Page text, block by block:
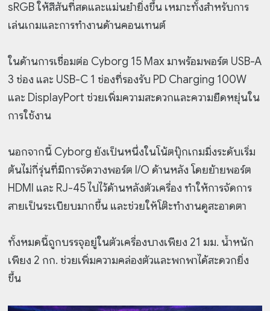
sRGB ให้สีสันที่สดและแม่นยำยิ่งขึ้น เหมาะทั้งสำหรับการ
เล่นเกมและการทำงานด้านคอนเทนต์
ในด้านการเชื่อมต่อ Cyborg 15 Max มาพร้อมพอร์ต USB-A
3 ช่อง และ USB-C 1 ช่องที่รองรับ PD Charging 100W
และ DisplayPort ช่วยเพิ่มความสะดวกและความยืดหยุ่นใน
การใช้งาน
นอกจากนี้ Cyborg ยังเป็นหนึ่งในโน้ตบุ๊กเกมมิ่งระดับเริ่ม
ต้นไม่กี่รุ่นที่มีการจัดวางพอร์ต I/O ด้านหลัง โดยย้ายพอร์ต
HDMI และ RJ-45 ไปไว้ด้านหลังตัวเครื่อง ทำให้การจัดการ
สายเป็นระเบียบมากขึ้น และช่วยให้โต๊ะทำงานดูสะอาดตา
ทั้งหมดนี้ถูกบรรจุอยู่ในตัวเครื่องบางเพียง 21 มม. น้ำหนัก
เพียง 2 กก. ช่วยเพิ่มความคล่องตัวและพกพาได้สะดวกยิ่ง
ขึ้น